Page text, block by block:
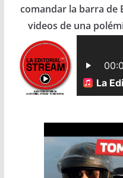
o
k
A
p
comandar la barra de
videos de una